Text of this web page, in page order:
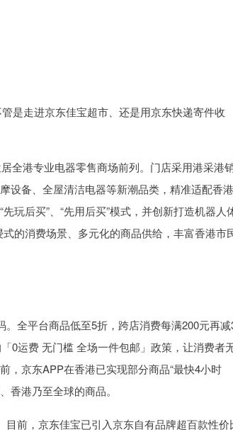
是走进京东佳宝超市、还是用京东快递寄件收
全港专业电器零售商场前列。门店采用港采港
设备、全屋清洁电器等新潮品类，精准适配香
玩后买”、“先用后买”模式，并创新打造机器人
的消费场景、多元化的商品供给，丰富香港市
全平台商品低至5折，跨店消费每满200元再减
0运费 无门槛 全场一件包邮」政策，让消费者
，京东APP在香港已实现部分商品“最快4小时
香港乃至全球的商品。
前，京东佳宝已引入京东自有品牌超百款性价